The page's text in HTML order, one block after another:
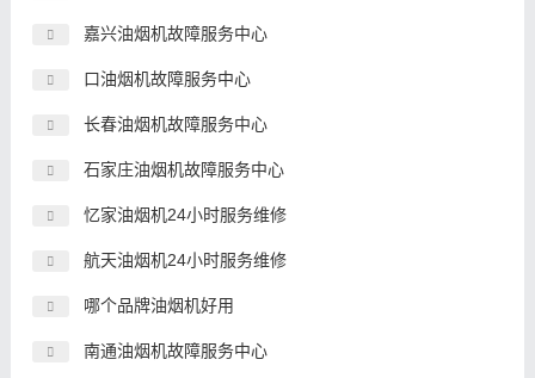
嘉兴油烟机故障服务中心
口油烟机故障服务中心
长春油烟机故障服务中心
石家庄油烟机故障服务中心
忆家油烟机24小时服务维修
航天油烟机24小时服务维修
哪个品牌油烟机好用
南通油烟机故障服务中心